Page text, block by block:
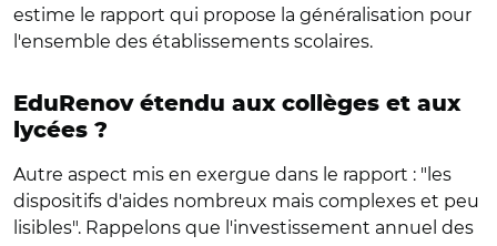
estime le rapport qui propose la généralisation pour
l'ensemble des établissements scolaires.
EduRenov étendu aux collèges et aux
lycées ?
Autre aspect mis en exergue dans le rapport : "les
dispositifs d'aides nombreux mais complexes et peu
lisibles". Rappelons que l'investissement annuel des